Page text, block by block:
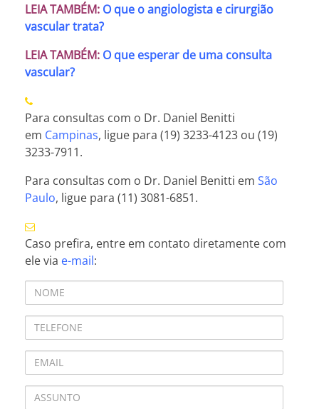
LEIA TAMBÉM: O que o angiologista e cirurgião
vascular trata?
LEIA TAMBÉM: O que esperar de uma consulta
vascular?
Para consultas com o Dr. Daniel Benitti
em Campinas, ligue para (19) 3233-4123 ou (19)
3233-7911.
Para consultas com o Dr. Daniel Benitti em São
Paulo, ligue para (11) 3081-6851.
Caso prefira, entre em contato diretamente com
ele via e-mail: